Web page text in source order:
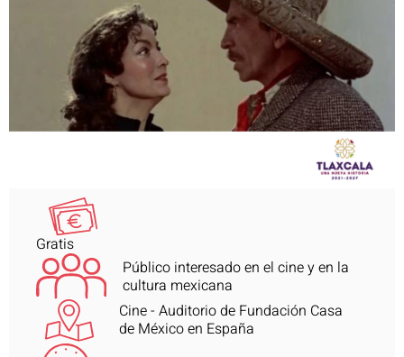
Gratis
Público interesado en el cine y en la
cultura mexicana
Cine - Auditorio de Fundación Casa
de México en España